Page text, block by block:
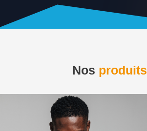
Nos ​ produits